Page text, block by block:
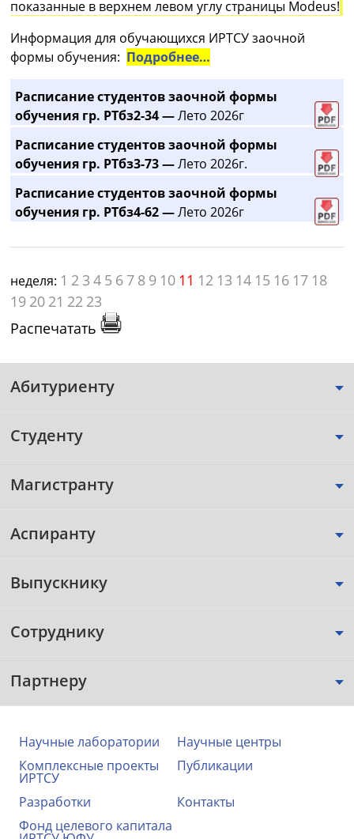
показанные в верхнем левом углу страницы Modeus!
Информация для обучающихся ИРТСУ заочной
формы обучения: Подробнее…
Расписание студентов заочной формы
обучения гр. РТбз2-34 —Лето 2026г
Расписание студентов заочной формы
обучения гр. РТбз3-73 —Лето 2026г.
Расписание студентов заочной формы
обучения гр. РТбз4-62 —Лето 2026г
неделя: 1 2 3 4 5 6 7 8 9 10 11 12 13 14 15 16 17 18
19 20 21 22 23
Распечатать
Абитуриенту
Студенту
Магистранту
Аспиранту
Выпускнику
Сотруднику
Партнеру
Научные лаборатории
Научные центры
Комплексные проекты
ИРТСУ
Публикации
Разработки
Контакты
Фонд целевого капитала